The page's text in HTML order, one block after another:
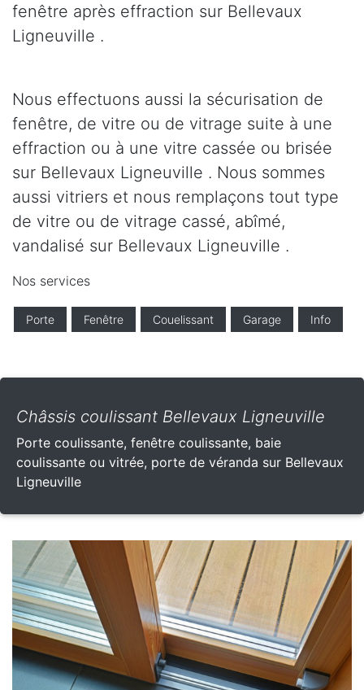
fenêtre après effraction sur Bellevaux
Ligneuville .
Nous effectuons aussi la sécurisation de
fenêtre, de vitre ou de vitrage suite à une
effraction ou à une vitre cassée ou brisée
sur Bellevaux Ligneuville . Nous sommes
aussi vitriers et nous remplaçons tout type
de vitre ou de vitrage cassé, abîmé,
vandalisé sur Bellevaux Ligneuville .
Nos services
Porte Fenêtre Couelissant Garage Info
Châssis coulissant Bellevaux Ligneuville
Porte coulissante, fenêtre coulissante, baie
coulissante ou vitrée, porte de véranda sur Bellevaux
Ligneuville